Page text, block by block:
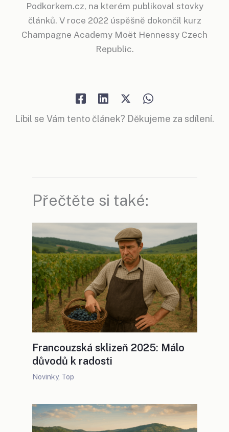
Podkorkem.cz, na kterém publikoval stovky
článků. V roce 2022 úspěšně dokončil kurz
Champagne Academy Moët Hennessy Czech
Republic.
Líbil se Vám tento článek? Děkujeme za sdílení.
Přečtěte si také:
Francouzská sklizeň 2025: Málo
důvodů k radosti
Novinky, Top